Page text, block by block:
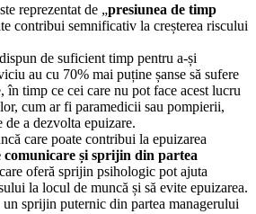
reprezentat de „presiunea de timp
contribui semnificativ la creșterea riscului
de suficient timp pentru a-și
au cu 70% mai puține șanse să sufere
în timp ce cei care nu pot face acest lucru
cum ar fi paramedicii sau pompierii,
a dezvolta epuizare.
care poate contribui la epuizarea
comunicare și sprijin din partea
oferă sprijin psihologic pot ajuta
la locul de muncă și să evite epuizarea.
sprijin puternic din partea managerului